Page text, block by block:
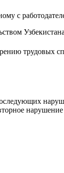
с
трудовых